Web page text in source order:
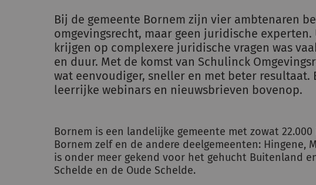
Bij de gemeente Bornem zijn vier ambtenaren
omgevingsrecht, maar geen juridische
krijgen op complexere juridische vragen was
en duur. Met de komst van Schulinck
wat eenvoudiger, sneller en met beter resultaat.
leerrijke webinars en nieuwsbrieven bovenop.
Bornem is een landelijke gemeente met zowat
Bornem zelf en de andere deelgemeenten: Hingene,
is onder meer gekend voor het gehucht Buitenland
Schelde en de Oude Schelde.